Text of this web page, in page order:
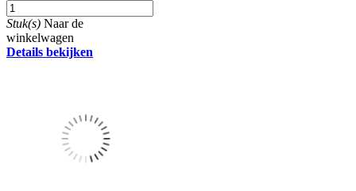
Stuk(s) Naar de
winkelwagen
Details bekijken